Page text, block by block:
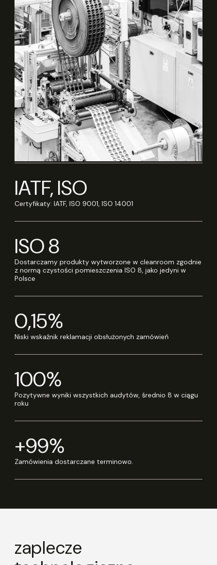
IATF, ISO
Certyfikaty: IATF, ISO 9001, ISO 14001
ISO 8
Dostarczamy produkty wytworzone w cleanroom zgodnie
z normą czystości pomieszczenia ISO 8, jako jedyni w
Polsce
0,15%
Niski wskaźnik reklamacji obsłużonych zamówień
100%
Pozytywne wyniki wszystkich audytów, średnio 8 w ciągu
roku
+99%
Zamówienia dostarczane terminowo.
zaplecze